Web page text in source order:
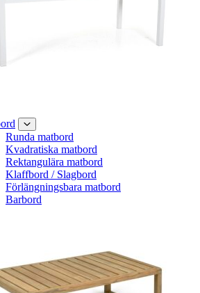
Runda matbord
Kvadratiska matbord
Rektangulära matbord
Klaffbord / Slagbord
Förlängningsbara matbord
Barbord